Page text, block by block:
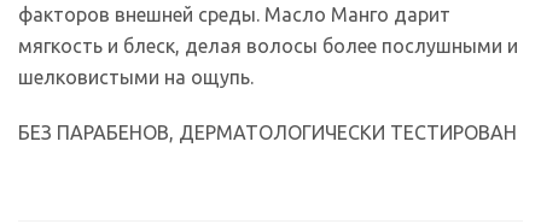
факторов внешней среды. Масло Манго дарит
мягкость и блеск, делая волосы более послушными и
шелковистыми на ощупь.
БЕЗ ПАРАБЕНОВ, ДЕРМАТОЛОГИЧЕСКИ ТЕСТИРОВАН